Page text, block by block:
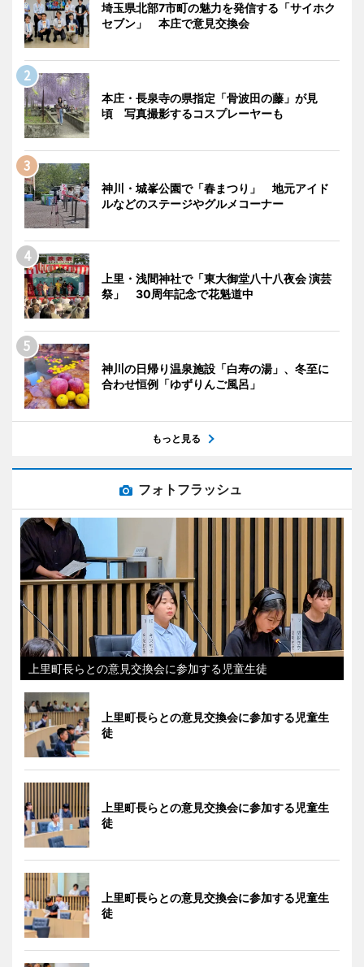
埼玉県北部7市町の魅力を発信する「サイホク
セブン」 本庄で意見交換会
本庄・長泉寺の県指定「骨波田の藤」が見
頃 写真撮影するコスプレーヤーも
神川・城峯公園で「春まつり」 地元アイド
ルなどのステージやグルメコーナー
上里・浅間神社で「東大御堂八十八夜会 演芸
祭」 30周年記念で花魁道中
神川の日帰り温泉施設「白寿の湯」、冬至に
合わせ恒例「ゆずりんご風呂」
もっと見る
フォトフラッシュ
上里町長らとの意見交換会に参加する児童生徒
上里町長らとの意見交換会に参加する児童生
徒
上里町長らとの意見交換会に参加する児童生
徒
上里町長らとの意見交換会に参加する児童生
徒